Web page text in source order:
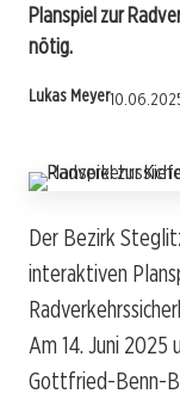
Planspiel zur
nötig.
Lukas Meyer
Der Bezirk
interaktiven
Am 14. Juni 2025
Gottfried-Benn-